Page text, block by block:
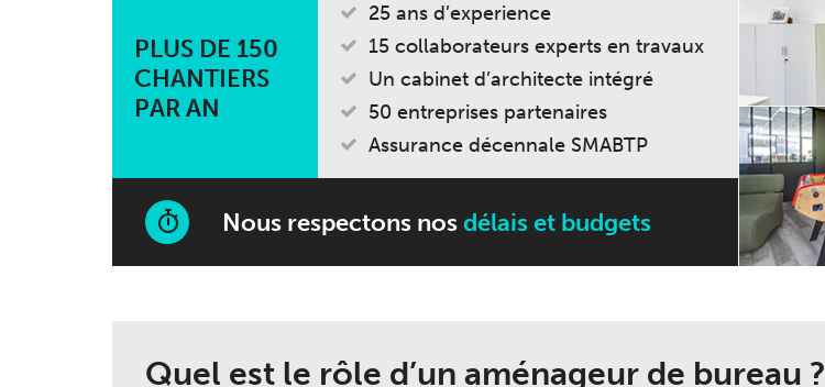
PLUS DE 150
CHANTIERS
PAR AN
25 ans d’experience
15 collaborateurs experts en travaux
Un cabinet d’architecte intégré
50 entreprises partenaires
Assurance décennale SMABTP
Nous respectons nosdélais et budgets
Quel est le rôle d’un aménageur de bureau ?